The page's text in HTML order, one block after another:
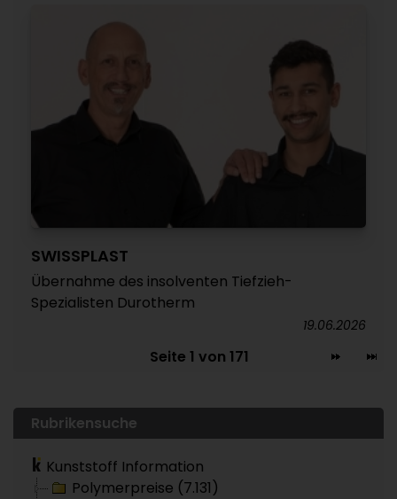
SWISSPLAST
Übernahme des insolventen Tiefzieh-
Spezialisten Durotherm
19.06.2026
Seite 1 von 171
Rubrikensuche
Kunststoff Information
Polymerpreise (7.131)